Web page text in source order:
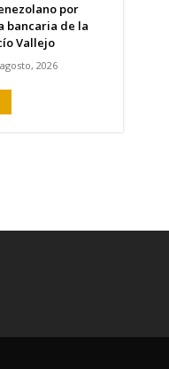
por
bancaria de la
Vallejo
2026